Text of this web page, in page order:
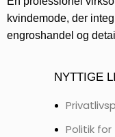
kvindemode, der
engroshandel og
NYTTIGE
Politik